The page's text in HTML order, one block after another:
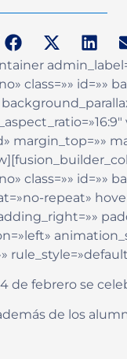
class=»» id=»»
margin_top=»»
class=»» id=»»
repeat»
de febrero se
de los